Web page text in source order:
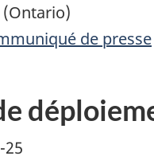
(Ontario)
de presse
25